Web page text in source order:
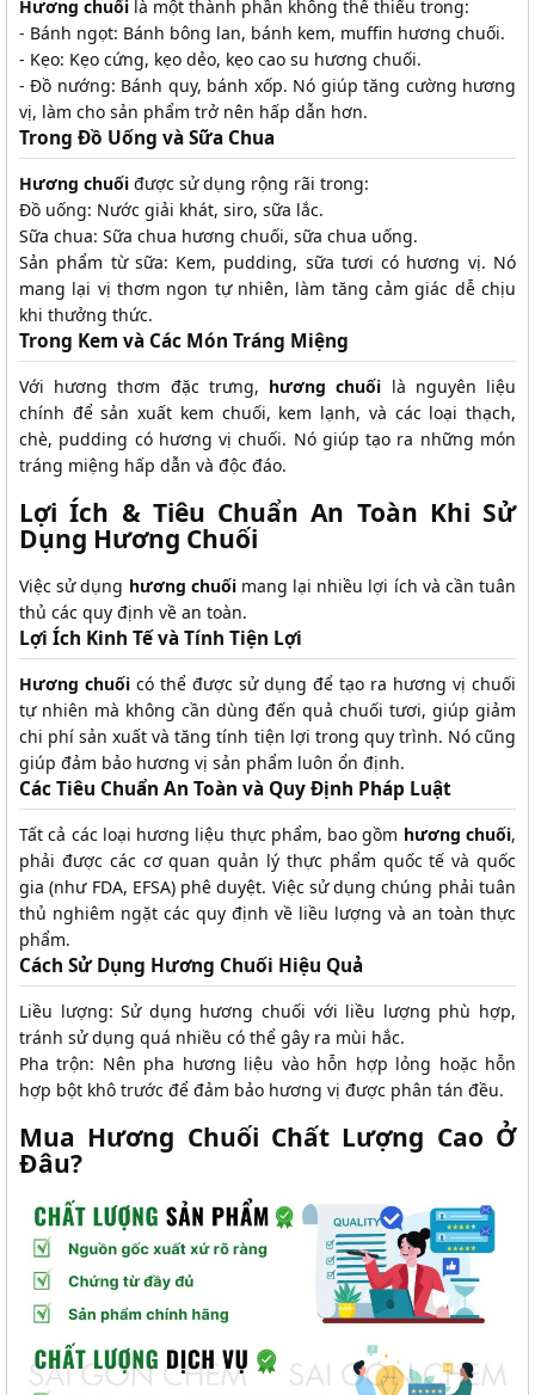
Hương chuối là một thành phần không thể thiếu trong:
- Bánh ngọt: Bánh bông lan, bánh kem, muffin hương chuối.
- Kẹo: Kẹo cứng, kẹo dẻo, kẹo cao su hương chuối.
- Đồ nướng: Bánh quy, bánh xốp. Nó giúp tăng cường hương
vị, làm cho sản phẩm trở nên hấp dẫn hơn.
Trong Đồ Uống và Sữa Chua
Hương chuối được sử dụng rộng rãi trong:
Đồ uống: Nước giải khát, siro, sữa lắc.
Sữa chua: Sữa chua hương chuối, sữa chua uống.
Sản phẩm từ sữa: Kem, pudding, sữa tươi có hương vị. Nó
mang lại vị thơm ngon tự nhiên, làm tăng cảm giác dễ chịu
khi thưởng thức.
Trong Kem và Các Món Tráng Miệng
Với hương thơm đặc trưng, hương chuối là nguyên liệu
chính để sản xuất kem chuối, kem lạnh, và các loại thạch,
chè, pudding có hương vị chuối. Nó giúp tạo ra những món
tráng miệng hấp dẫn và độc đáo.
Lợi Ích & Tiêu Chuẩn An Toàn Khi Sử
Dụng Hương Chuối
Việc sử dụng hương chuốimang lại nhiều lợi ích và cần tuân
thủ các quy định về an toàn.
Lợi Ích Kinh Tế và Tính Tiện Lợi
Hương chuối có thể được sử dụng để tạo ra hương vị chuối
tự nhiên mà không cần dùng đến quả chuối tươi, giúp giảm
chi phí sản xuất và tăng tính tiện lợi trong quy trình. Nó cũng
giúp đảm bảo hương vị sản phẩm luôn ổn định.
Các Tiêu Chuẩn An Toàn và Quy Định Pháp Luật
Tất cả các loại hương liệu thực phẩm, bao gồm hương chuối,
phải được các cơ quan quản lý thực phẩm quốc tế và quốc
gia (như FDA, EFSA) phê duyệt. Việc sử dụng chúng phải tuân
thủ nghiêm ngặt các quy định về liều lượng và an toàn thực
phẩm.
Cách Sử Dụng Hương Chuối Hiệu Quả
Liều lượng: Sử dụng hương chuối với liều lượng phù hợp,
tránh sử dụng quá nhiều có thể gây ra mùi hắc.
Pha trộn: Nên pha hương liệu vào hỗn hợp lỏng hoặc hỗn
hợp bột khô trước để đảm bảo hương vị được phân tán đều.
Mua Hương Chuối Chất Lượng Cao Ở
Đâu?